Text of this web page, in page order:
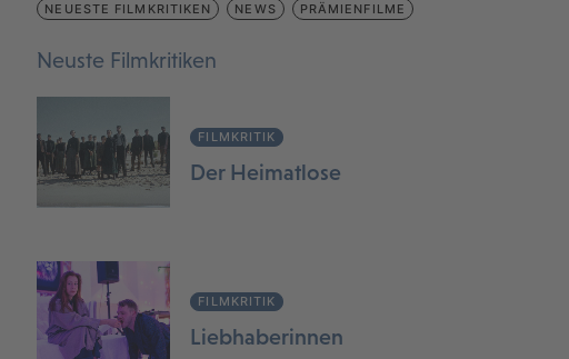
NEUESTE FILMKRITIKEN NEWS PRÄMIENFILME
Neuste Filmkritiken
FILMKRITIK
Der Heimatlose
FILMKRITIK
Liebhaberinnen